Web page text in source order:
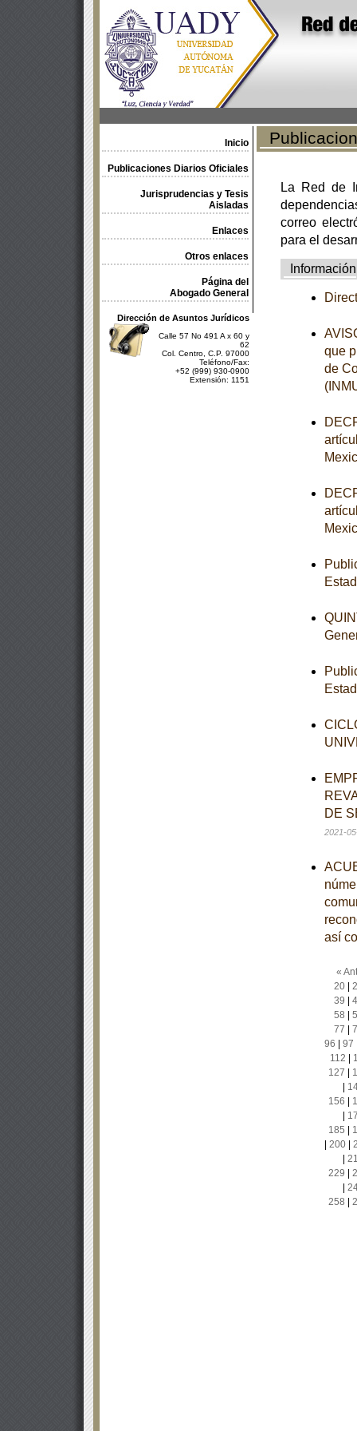
Inicio
Publicaciones Diarios Oficiales
Jurisprudencias y Tesis
Aisladas
Enlaces
Otros enlaces
Página del
Abogado General
Dirección de Asuntos Jurídicos
Calle 57 No 491 A x 60 y
62
Col. Centro, C.P. 97000
Teléfono/Fax:
+52 (999) 930-0900
Extensión: 1151
La Red de
correo
para el
Información
que
de
DE
2021-
así
«
20|
39
58
77
96
97
112
127
156
185
200|
229
258